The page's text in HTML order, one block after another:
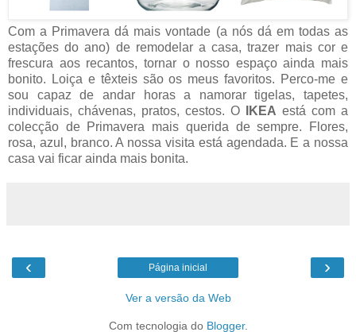
Com a Primavera dá mais vontade (a nós dá em todas as
estações do ano) de remodelar a casa, trazer mais cor e
frescura aos recantos, tornar o nosso espaço ainda mais
bonito. Loiça e têxteis são os meus favoritos. Perco-me e
sou capaz de andar horas a namorar tigelas, tapetes,
individuais, chávenas, pratos, cestos. O
IKEA está com a
colecção de Primavera mais querida de sempre. Flores,
rosa, azul, branco. A nossa visita está agendada. E a nossa
casa vai ficar ainda mais bonita.
‹ ›
Página inicial
Ver a versão da Web
Com tecnologia do Blogger.